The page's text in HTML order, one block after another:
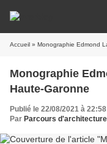
Accueil » Monographie Edmond
Monographie
Haute-Garonne
Publié le 22/08/2021 à 22:58
Par Parcours d'architecture